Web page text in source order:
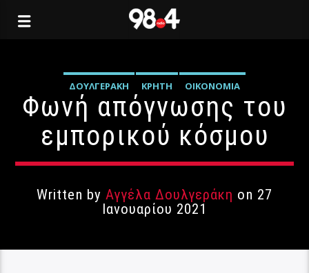
ΔΟΥΛΓΕΡΆΚΗ ΚΡΉΤΗ ΟΙΚΟΝΟΜΊΑ
Φωνή απόγνωσης του
εμπορικού κόσμου
Written by Αγγέλα Δουλγεράκη on 27
Ιανουαρίου 2021